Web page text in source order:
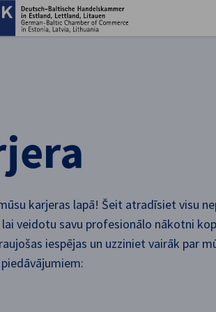
Latvian
karjeras lapā! Šeit atradīsiet visu
veidotu savu profesionālo nākotni
iespējas un uzziniet vairāk par